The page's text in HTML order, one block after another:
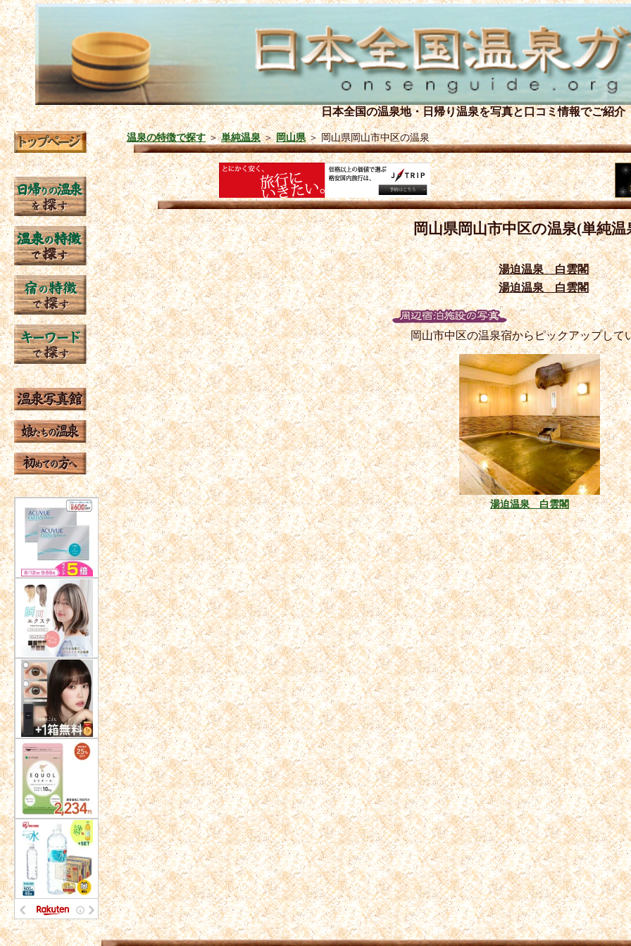
日本全国の温泉地・日帰り温泉を写真と口コミ情報でご紹介
温泉の特徴で探す＞単純温泉＞岡山県＞岡山県岡山市中区の温泉
岡山県岡山市中区の温泉(単純温
湯迫温泉 白雲閣
湯迫温泉 白雲閣
岡山市中区の温泉宿からピックアップして
湯迫温泉 白雲閣